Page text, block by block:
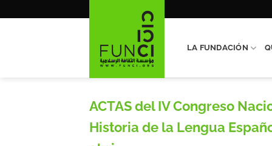
LA FUNDACIÓN
ACTAS del IV Congreso
Historia de la Lengua